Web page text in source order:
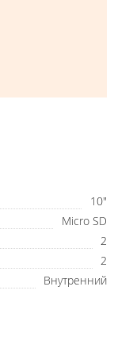
10"
Micro SD
2
2
Внутренний